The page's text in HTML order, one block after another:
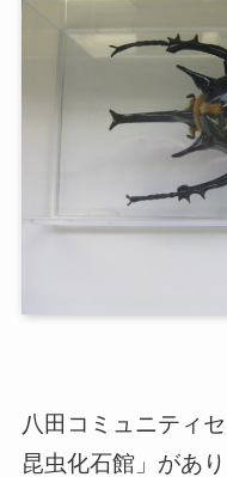
八田コミュニティ
昆虫化石館」があり